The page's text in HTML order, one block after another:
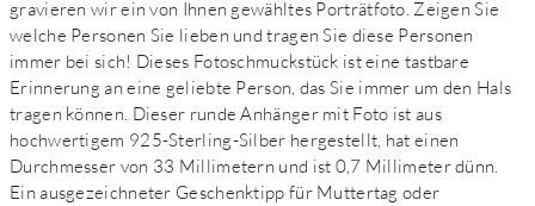
gravieren wir ein von Ihnen gewähltes Porträtfoto. Zeigen Sie
welche Personen Sie lieben und tragen Sie diese Personen
immer bei sich! Dieses Fotoschmuckstück ist eine tastbare
Erinnerung an eine geliebte Person, das Sie immer um den Hals
tragen können. Dieser runde Anhänger mit Foto ist aus
hochwertigem 925-Sterling-Silber hergestellt, hat einen
Durchmesser von 33 Millimetern und ist 0,7 Millimeter dünn.
Ein ausgezeichneter Geschenktipp für Muttertag oder